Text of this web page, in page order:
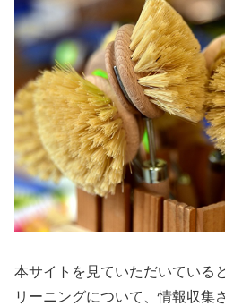
本サイトを見ていただいている
リーニングについて、情報収集